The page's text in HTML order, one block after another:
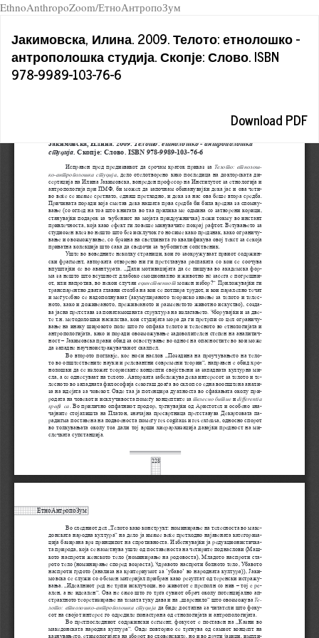
EthnoAnthropoZoom/ЕтноАнтропоЗум
Article
Details
Јакимовска, Илина. 2009. Телото: етнолошко -
антрополошка студија. Скопје: Слово. ISBN
978-9989-103-76-6
Download
Download PDF